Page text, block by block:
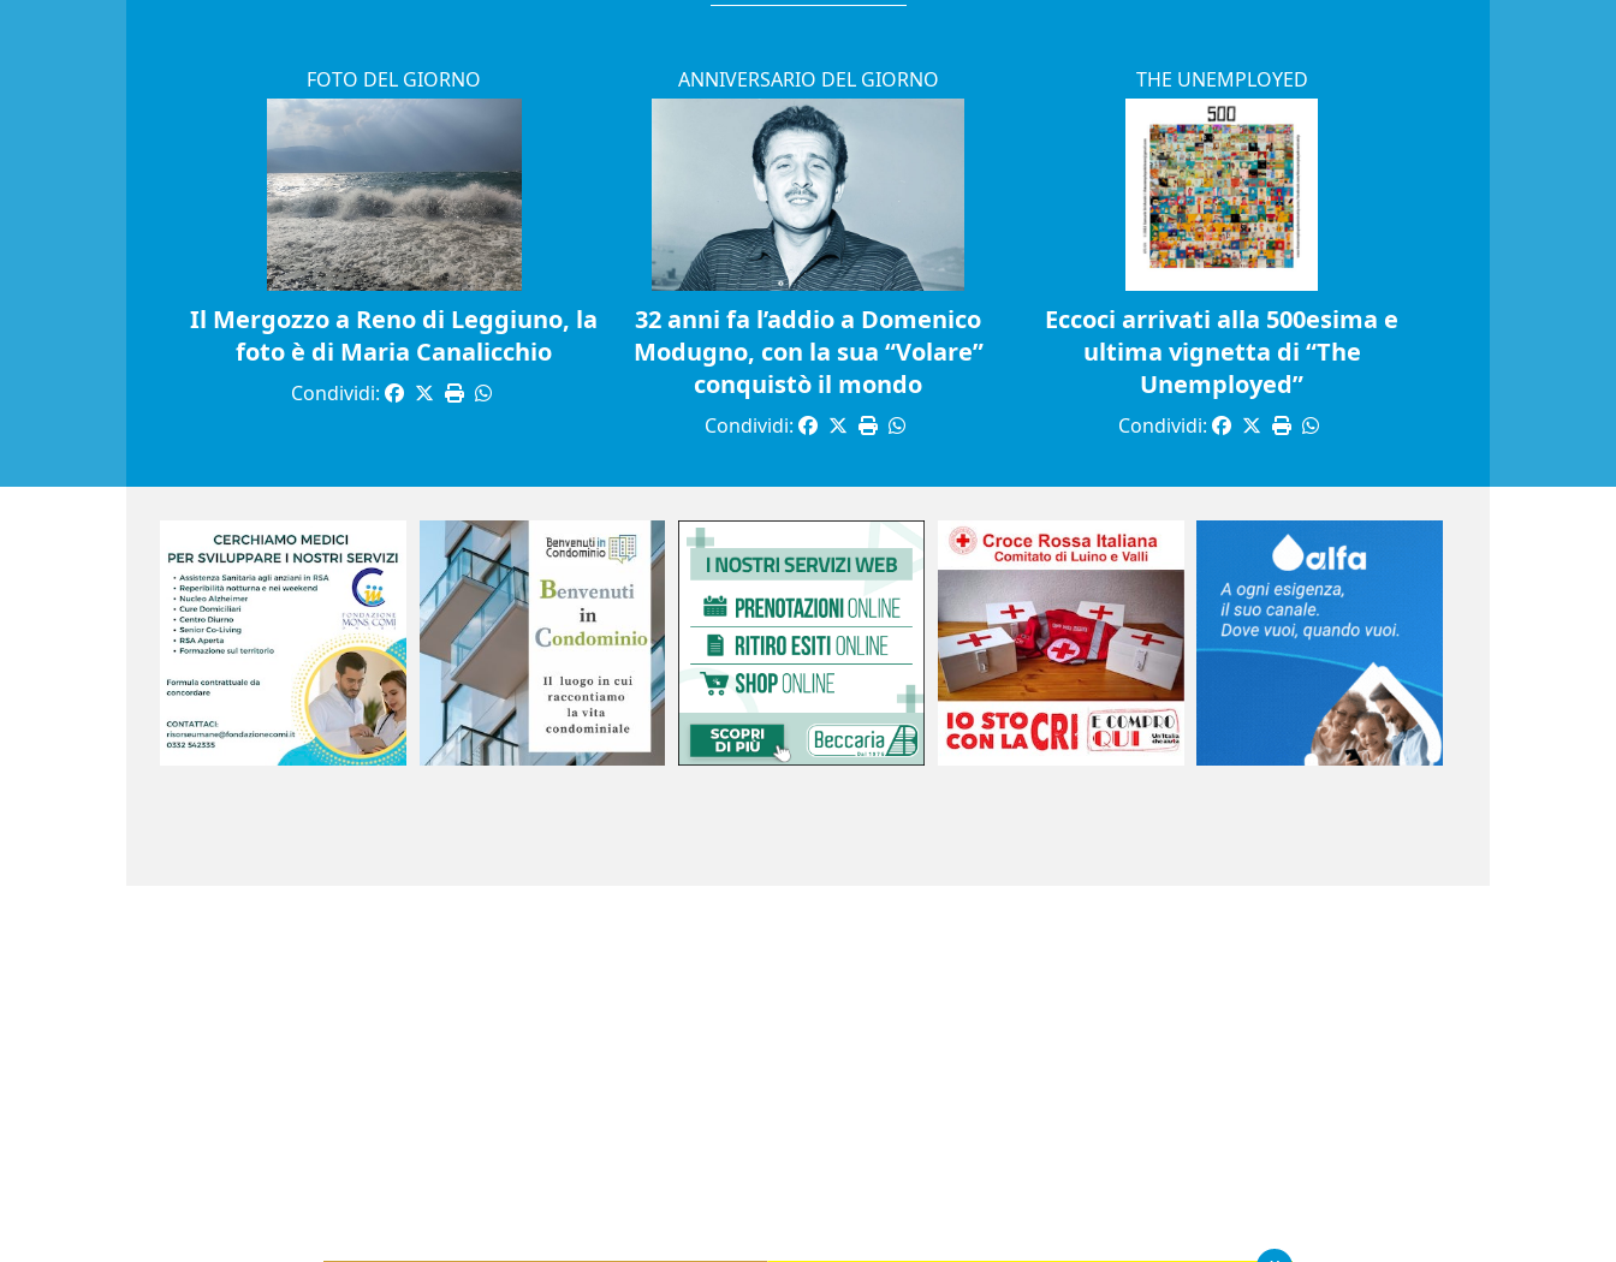
FOTO DEL GIORNO
Il Mergozzo a Reno di Leggiuno, la
foto è di Maria Canalicchio
Condividi:
ANNIVERSARIO DEL GIORNO
32 anni fa l’addio a Domenico
Modugno, con la sua “Volare”
conquistò il mondo
Condividi:
THE UNEMPLOYED
Eccoci arrivati alla 500esima e
ultima vignetta di “The
Unemployed”
Condividi: